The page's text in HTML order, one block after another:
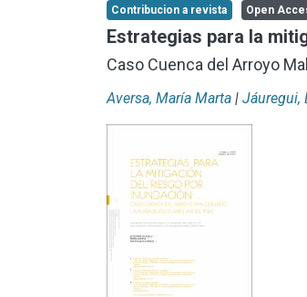
Contribucion a revista Open
Estrategias para la
Caso Cuenca del Arroyo
Aversa, María Marta | Jáuregui,